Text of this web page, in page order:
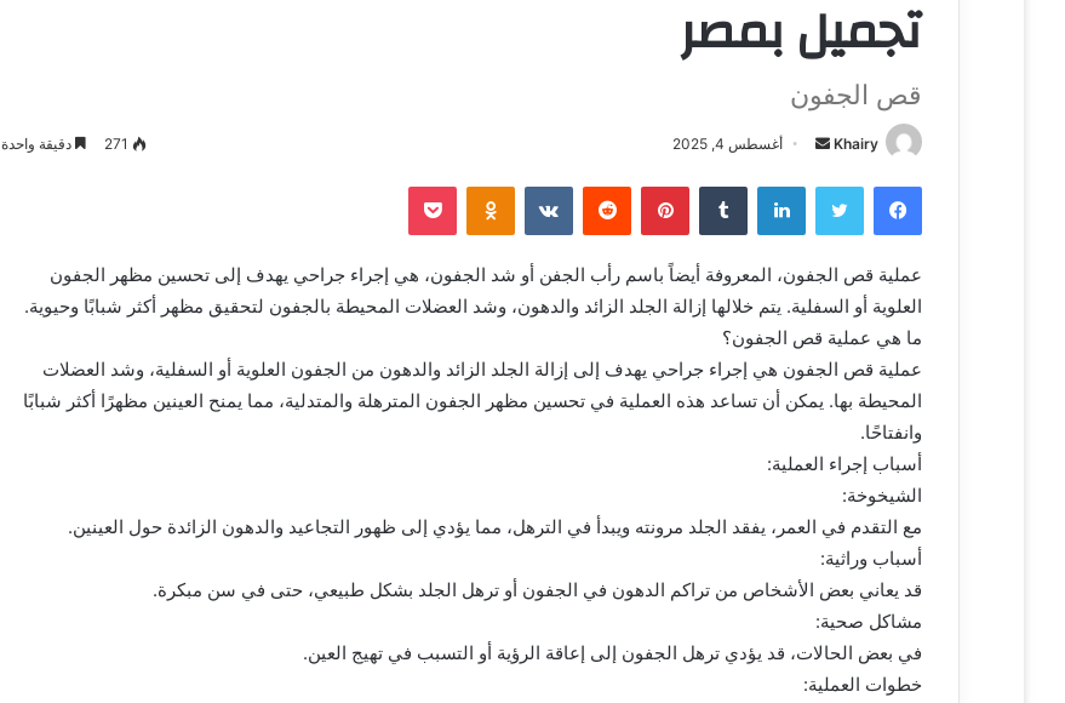
تجميل بمصر
قص الجفون
Khairy
أ
ل
ي
د
ا
إ
ك
ر
ن
أغسطس 4, 2025 271 دقيقة واحدة
فيسبوك تويتر لينكدإن ‏Tumblr بينتيريست ‏Reddit
‏VKontakte
Odnoklassniki بوكيت
عملية قص الجفون، المعروفة أيضاً باسم رأب الجفن أو شد الجفون، هي إجراء جراحي يهدف إلى تحسين مظهر الجفون
العلوية أو السفلية. يتم خلالها إزالة الجلد الزائد والدهون، وشد العضلات المحيطة بالجفون لتحقيق مظهر أكثر شبابًا وحيوية.
ما هي عملية قص الجفون؟
عملية قص الجفون هي إجراء جراحي يهدف إلى إزالة الجلد الزائد والدهون من الجفون العلوية أو السفلية، وشد العضلات
المحيطة بها. يمكن أن تساعد هذه العملية في تحسين مظهر الجفون المترهلة والمتدلية، مما يمنح العينين مظهرًا أكثر شبابًا
وانفتاحًا.
أسباب إجراء العملية:
الشيخوخة:
مع التقدم في العمر، يفقد الجلد مرونته ويبدأ في الترهل، مما يؤدي إلى ظهور التجاعيد والدهون الزائدة حول العينين.
أسباب وراثية:
قد يعاني بعض الأشخاص من تراكم الدهون في الجفون أو ترهل الجلد بشكل طبيعي، حتى في سن مبكرة.
مشاكل صحية:
في بعض الحالات، قد يؤدي ترهل الجفون إلى إعاقة الرؤية أو التسبب في تهيج العين.
خطوات العملية: